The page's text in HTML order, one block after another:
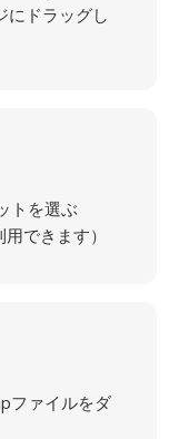
にドラッグし
トを選ぶ
できます）
ファイルをダ